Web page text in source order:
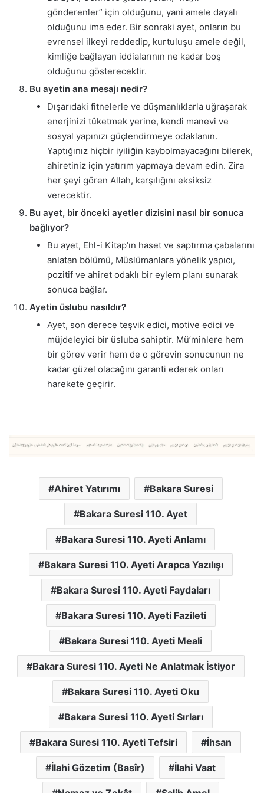
gönderenler” için olduğunu, yani amele dayalı
olduğunu ima eder. Bir sonraki ayet, onların bu
evrensel ilkeyi reddedip, kurtuluşu amele değil,
kimliğe bağlayan iddialarının ne kadar boş
olduğunu gösterecektir.
Bu ayetin ana mesajı nedir?
Dışarıdaki fitnelerle ve düşmanlıklarla uğraşarak
enerjinizi tüketmek yerine, kendi manevi ve
sosyal yapınızı güçlendirmeye odaklanın.
Yaptığınız hiçbir iyiliğin kaybolmayacağını bilerek,
ahiretiniz için yatırım yapmaya devam edin. Zira
her şeyi gören Allah, karşılığını eksiksiz
verecektir.
Bu ayet, bir önceki ayetler dizisini nasıl bir sonuca
bağlıyor?
Bu ayet, Ehl-i Kitap’ın haset ve saptırma çabalarını
anlatan bölümü, Müslümanlara yönelik yapıcı,
pozitif ve ahiret odaklı bir eylem planı sunarak
sonuca bağlar.
Ayetin üslubu nasıldır?
Ayet, son derece teşvik edici, motive edici ve
müjdeleyici bir üsluba sahiptir. Mü’minlere hem
bir görev verir hem de o görevin sonucunun ne
kadar güzel olacağını garanti ederek onları
harekete geçirir.
Ahiret Yatırımı Bakara Suresi
Bakara Suresi 110. Ayet
Bakara Suresi 110. Ayeti Anlamı
Bakara Suresi 110. Ayeti Arapca Yazılışı
Bakara Suresi 110. Ayeti Faydaları
Bakara Suresi 110. Ayeti Fazileti
Bakara Suresi 110. Ayeti Meali
Bakara Suresi 110. Ayeti Ne Anlatmak İstiyor
Bakara Suresi 110. Ayeti Oku
Bakara Suresi 110. Ayeti Sırları
Bakara Suresi 110. Ayeti Tefsiri İhsan
İlahi Gözetim (Basîr) İlahi Vaat